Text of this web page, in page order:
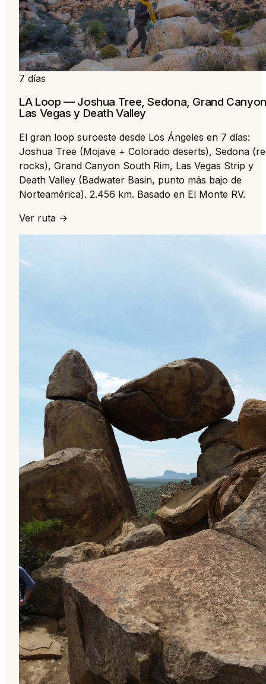
7 días
LA Loop — Joshua Tree, Sedona, Grand
Las Vegas y Death Valley
El gran loop suroeste desde Los Ángeles en 7 días:
Joshua Tree (Mojave + Colorado deserts), Sedona
rocks), Grand Canyon South Rim, Las Vegas Strip y
Death Valley (Badwater Basin, punto más bajo de
Norteamérica). 2.456 km. Basado en El Monte RV.
Ver ruta →